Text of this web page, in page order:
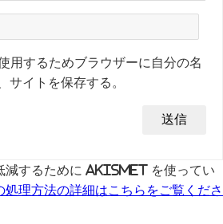
用するためブラウザーに自分の名
サイトを保存する。
減するために Akismet を使ってい
処理方法の詳細はこちらをご覧くださ